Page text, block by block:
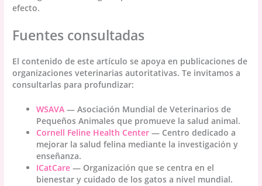
efecto.
Fuentes consultadas
El contenido de este artículo se apoya en publicaciones de
organizaciones veterinarias autoritativas. Te invitamos a
consultarlas para profundizar:
WSAVA — Asociación Mundial de Veterinarios de
Pequeños Animales que promueve la salud animal.
Cornell Feline Health Center — Centro dedicado a
mejorar la salud felina mediante la investigación y
enseñanza.
ICatCare — Organización que se centra en el
bienestar y cuidado de los gatos a nivel mundial.